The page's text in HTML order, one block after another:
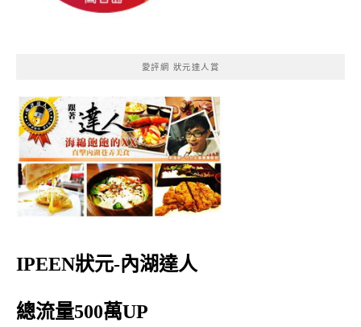
愛評網 狀元達人賞
IPEEN狀元-內湖達人
總流量500萬UP